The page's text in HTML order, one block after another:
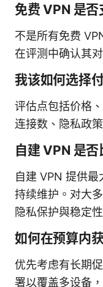
免费 VPN 是否
不是所有免费
在评测中确认其
我该如何选择
评估点包括价格
连接数、隐私政
自建 VPN 是
自建 VPN 提供
持续维护。对大
隐私保护與稳定
如何在预算内
优先考虑有长期
署以覆盖多设备